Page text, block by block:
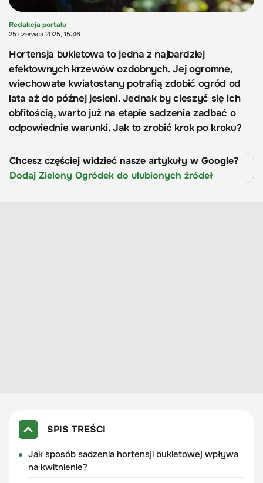
Redakcja portalu
25 czerwca 2025, 15:46
Hortensja bukietowa to jedna z najbardziej
efektownych krzewów ozdobnych. Jej ogromne,
wiechowate kwiatostany potrafią zdobić ogród od
lata aż do późnej jesieni. Jednak by cieszyć się ich
obfitością, warto już na etapie sadzenia zadbać o
odpowiednie warunki. Jak to zrobić krok po kroku?
Chcesz częściej widzieć nasze artykuły w Google?
Dodaj Zielony Ogródek do ulubionych źródeł
SPIS TREŚCI
Jak sposób sadzenia hortensji bukietowej wpływa
na kwitnienie?